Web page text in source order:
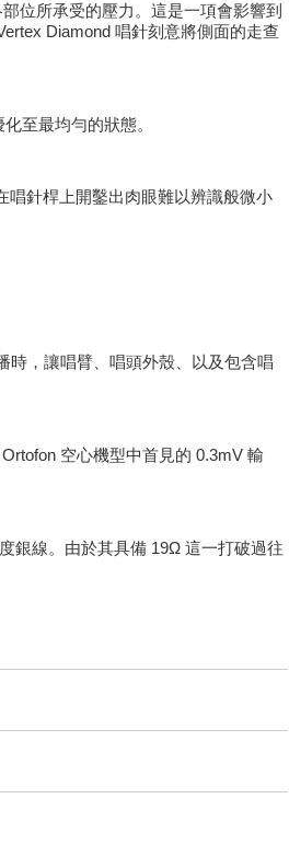
位所承受的壓力。這是一項會影響到
Diamond 唱針刻意將側面的走查
至最均勻的狀態。
唱針桿上開鑿出肉眼難以辨識般微小
時，讓唱臂、唱頭外殼、以及包含唱
空心機型中首見的 0.3mV 輸
銀線。由於其具備 19Ω 這一打破過往